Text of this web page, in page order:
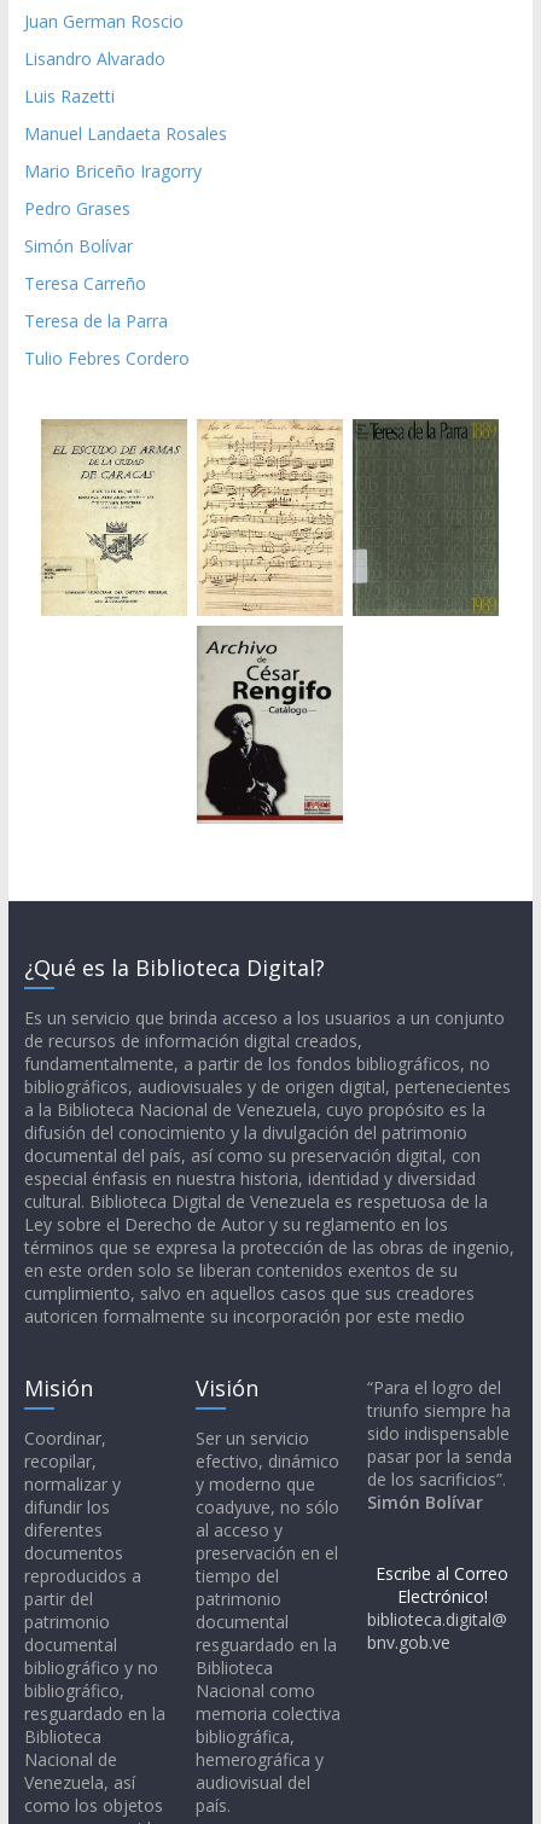
Juan German Roscio
Lisandro Alvarado
Luis Razetti
Manuel Landaeta Rosales
Mario Briceño Iragorry
Pedro Grases
Simón Bolívar
Teresa Carreño
Teresa de la Parra
Tulio Febres Cordero
¿Qué es la Biblioteca Digital?
Es un servicio que brinda acceso a los usuarios a un conjunto
de recursos de información digital creados,
fundamentalmente, a partir de los fondos bibliográficos, no
bibliográficos, audiovisuales y de origen digital, pertenecientes
a la Biblioteca Nacional de Venezuela, cuyo propósito es la
difusión del conocimiento y la divulgación del patrimonio
documental del país, así como su preservación digital, con
especial énfasis en nuestra historia, identidad y diversidad
cultural. Biblioteca Digital de Venezuela es respetuosa de la
Ley sobre el Derecho de Autor y su reglamento en los
términos que se expresa la protección de las obras de ingenio,
en este orden solo se liberan contenidos exentos de su
cumplimiento, salvo en aquellos casos que sus creadores
autoricen formalmente su incorporación por este medio
Misión
Coordinar,
recopilar,
normalizar y
difundir los
diferentes
documentos
reproducidos a
partir del
patrimonio
documental
bibliográfico y no
bibliográfico,
resguardado en la
Biblioteca
Nacional de
Venezuela, así
como los objetos
Visión
Ser un servicio
efectivo, dinámico
y moderno que
coadyuve, no sólo
al acceso y
preservación en el
tiempo del
patrimonio
documental
resguardado en la
Biblioteca
Nacional como
memoria colectiva
bibliográfica,
hemerográfica y
audiovisual del
país.
“Para el logro del
triunfo siempre ha
sido indispensable
pasar por la senda
de los sacrificios”.
Simón Bolívar
Escribe al Correo
Electrónico!
biblioteca.digital@
bnv.gob.ve